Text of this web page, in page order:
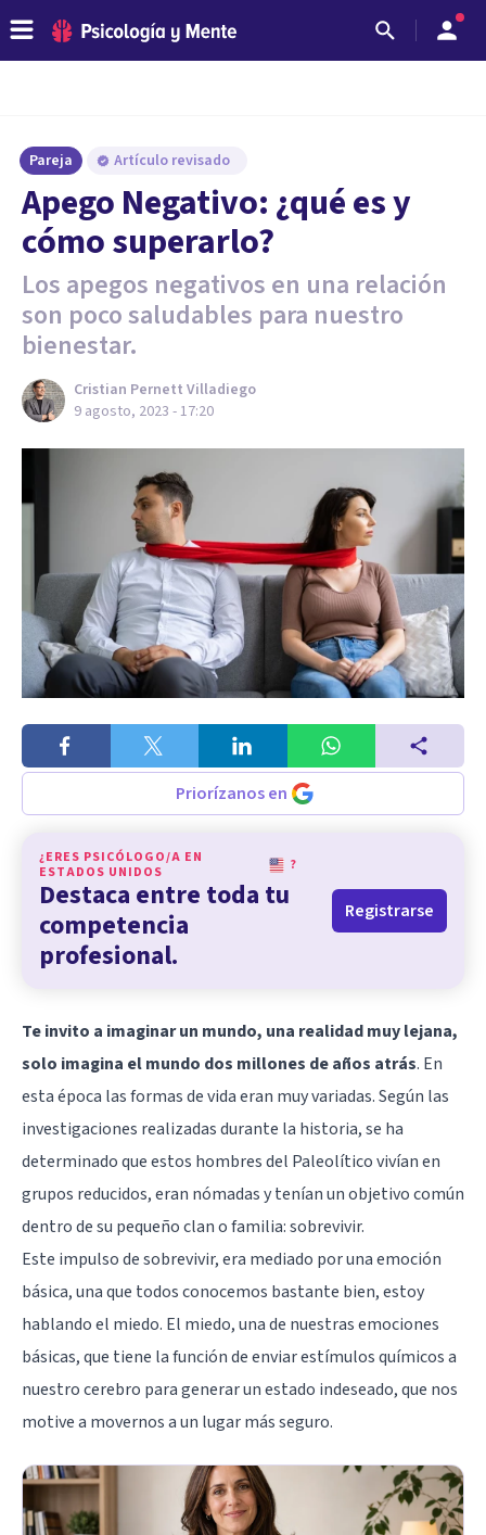
Pareja Artículo revisado
Apego Negativo: ¿qué es y
cómo superarlo?
Los apegos negativos en una relación
son poco saludables para nuestro
bienestar.
Cristian Pernett Villadiego
9 agosto, 2023 - 17:20
Priorízanos en
¿ERES PSICÓLOGO/A EN
ESTADOS UNIDOS
?
Destaca entre toda tu
competencia
profesional.
Registrarse
Te invito a imaginar un mundo, una realidad muy lejana,
solo imagina el mundo dos millones de años atrás. En
esta época las formas de vida eran muy variadas. Según las
investigaciones realizadas durante la historia, se ha
determinado que estos hombres del Paleolítico vivían en
grupos reducidos, eran nómadas y tenían un objetivo común
dentro de su pequeño clan o familia: sobrevivir.
Este impulso de sobrevivir, era mediado por una emoción
básica, una que todos conocemos bastante bien, estoy
hablando el miedo. El miedo, una de nuestras emociones
básicas, que tiene la función de enviar estímulos químicos a
nuestro cerebro para generar un estado indeseado, que nos
motive a movernos a un lugar más seguro.